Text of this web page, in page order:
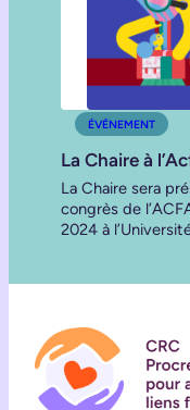
ÉVÉNEMENT
La Chaire à
La Chaire sera
congrès de
2024 à